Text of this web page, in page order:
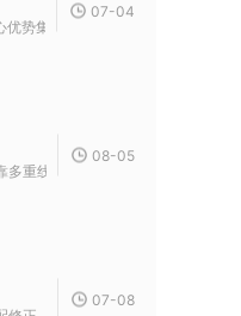
势集中在冰冻/减怒控场、高...
07-04
重线索交叉锁定位置，单凭某一种...
08-05
07-08